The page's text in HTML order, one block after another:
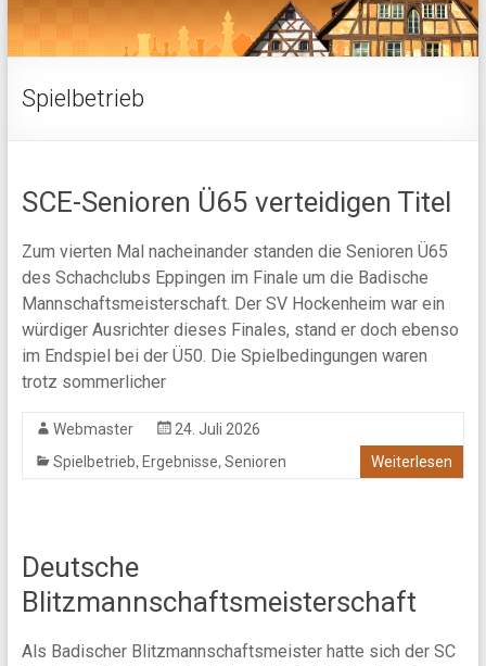
Spielbetrieb
SCE-Senioren Ü65 verteidigen Titel
Zum vierten Mal nacheinander standen die Senioren Ü65
des Schachclubs Eppingen im Finale um die Badische
Mannschaftsmeisterschaft. Der SV Hockenheim war ein
würdiger Ausrichter dieses Finales, stand er doch ebenso
im Endspiel bei der Ü50. Die Spielbedingungen waren
trotz sommerlicher
Webmaster
24. Juli 2026
Spielbetrieb, Ergebnisse, Senioren Weiterlesen
Deutsche
Blitzmannschaftsmeisterschaft
Als Badischer Blitzmannschaftsmeister hatte sich der SC